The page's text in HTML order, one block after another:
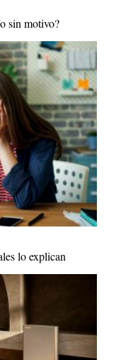
sin motivo?
lo explican